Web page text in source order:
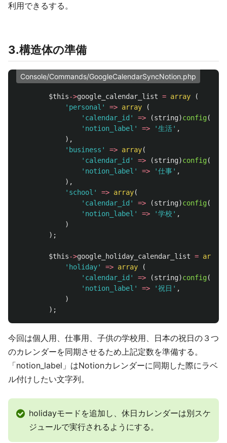
利用できるする。
3.構造体の準備
Console/Commands/GoogleCalendarSyncNotion.php
$this->google_calendar_list = array
(
'personal'
=> array
(
'calendar_id'
=> (string)config(
'notion_label'
=> '生活' ,
),
'business'
=> array(
'calendar_id'
=> (string)config(
'notion_label'
=> '仕事' ,
),
'school'
=> array(
'calendar_id'
=> (string)config(
'notion_label'
=> '学校' ,
)
);
$this->google_holiday_calendar_list = array
'holiday'
=> array
(
'calendar_id'
=> (string)config(
'notion_label'
=> '祝日' ,
)
);
今回は個人用、仕事用、子供の学校用、日本の祝日の３つ
のカレンダーを同期させるため上記定数を準備する。
「notion_label」はNotionカレンダーに同期した際にラベ
ル付けしたい文字列。
holidayモードを追加し、休日カレンダーは別スケ
ジュールで実行されるようにする。